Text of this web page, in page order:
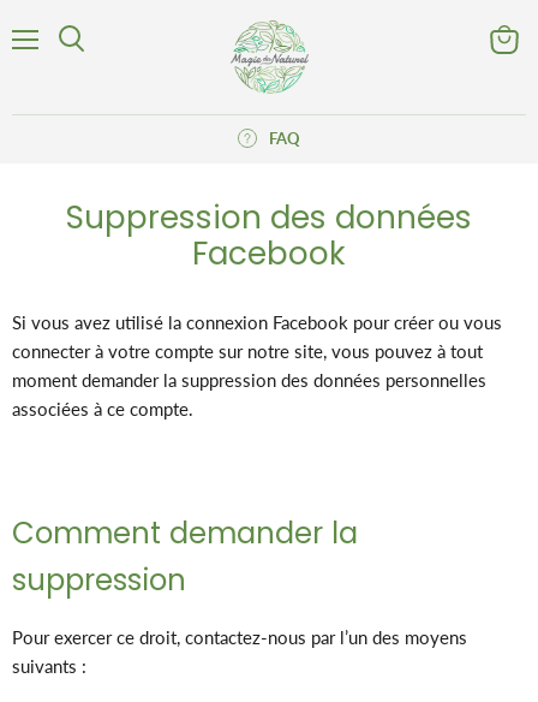
FAQ
Suppression des données
Facebook
Si vous avez utilisé la connexion Facebook pour créer ou vous
connecter à votre compte sur notre site, vous pouvez à tout
moment demander la suppression des données personnelles
associées à ce compte.
Comment demander la
suppression
Pour exercer ce droit, contactez-nous par l’un des moyens
suivants :